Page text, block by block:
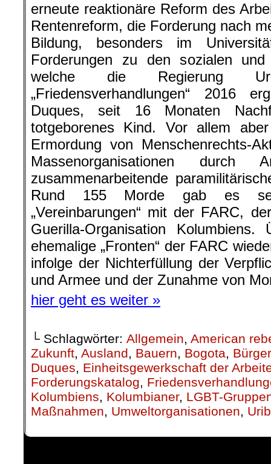
erneute reaktionäre Reform des
Rentenreform, die Forderung nach
Bildung, besonders im
Forderungen zu den sozialen und
welche die Regierung
„Friedensverhandlungen“ 2016
Duques, seit 16 Monaten
totgeborenes Kind. Vor allem
Ermordung von Menschenrechts-
Massenorganisationen
zusammenarbeitende
Rund 155 Morde gab es
„Vereinbarungen“ mit der FARC,
Guerilla-Organisation Kolumbiens.
ehemalige „Fronten“ der FARC
infolge der Nichterfüllung der
und Armee und der Zunahme von
hier geht es weiter »
└ Schlagwörter: Allgemein, American
Zukunft, Ausland, Bauern, Bogota,
Duques, Einheitsgewerkschaft der
Forderungskatalog,
Kolumbiens, Kolumbianer, LGBT-
Maßnahmen, Umweltorganisationen,